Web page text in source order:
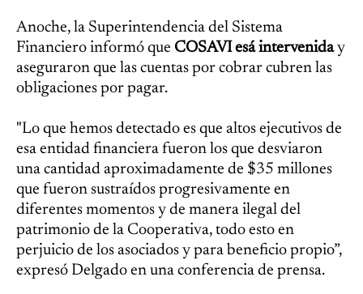
Anoche, la Superintendencia del Sistema
Financiero informó que COSAVI esá interveniday
aseguraron que las cuentas por cobrar cubren las
obligaciones por pagar.
"Lo que hemos detectado es que altos ejecutivos de
esa entidad financiera fueron los que desviaron
una cantidad aproximadamente de $35 millones
que fueron sustraídos progresivamente en
diferentes momentos y de manera ilegal del
patrimonio de la Cooperativa, todo esto en
perjuicio de los asociados y para beneficio propio”,
expresó Delgado en una conferencia de prensa.